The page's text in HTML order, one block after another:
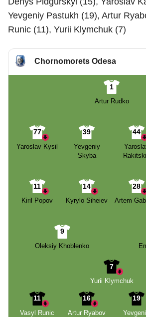
Yevgeniy Pastukh (19), Artur
Runic (11), Yurii Klymchuk (7)
Chornomorets Odesa
1
Artur Rudko
77
Yaroslav Kysil
39
Yevgeniy
Skyba
44
11
Kiril Popov
14
Kyrylo Siheiev
28
Artem
9
Oleksiy Khoblenko
7
Yurii Klymchuk
11
Vasyl Runic
16
Artur Ryabov
19